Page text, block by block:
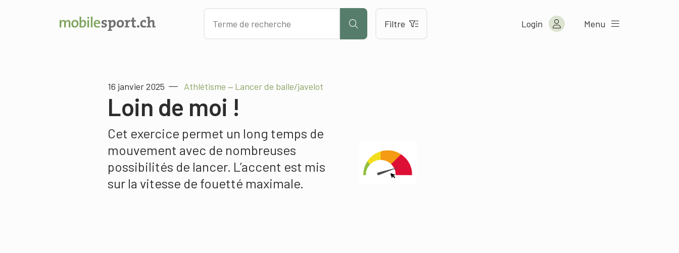
Filtre Login Menu
16 janvier 2025 Athlétisme ‒ Lancer de balle/javelot
Loin de moi !
Cet exercice permet un long temps de
mouvement avec de nombreuses
possibilités de lancer. L’accent est mis
sur la vitesse de fouetté maximale.